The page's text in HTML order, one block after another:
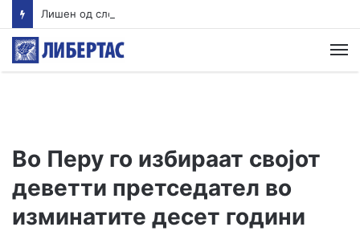
Во Перу го избираат својот
деветти претседател во
изминатите десет години